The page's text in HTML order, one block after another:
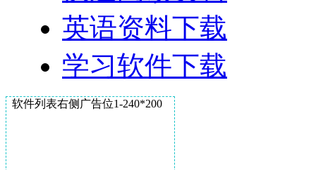
英语资料下载
学习软件下载
软件列表右侧广告位1-240*200